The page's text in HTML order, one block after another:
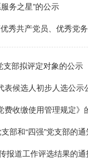
务之星”的公示
秀共产党员、优秀党
支部拟评定对象的公示
表候选人初步人选公示
费收缴使用管理规定》
部和“四强”党支部的通
报道工作评选结果的通